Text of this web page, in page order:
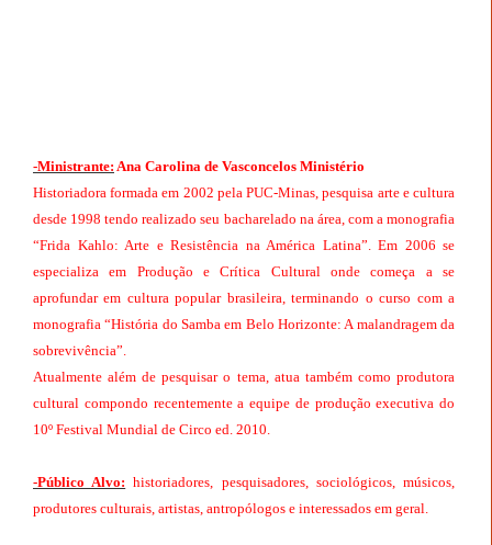
-Ministrante: Ana Carolina de Vasconcelos Ministério
Historiadora formada em 2002 pela PUC-Minas, pesquisa arte e cultura
desde 1998 tendo realizado seu bacharelado na área, com a monografia
“Frida Kahlo: Arte e Resistência na América Latina”. Em 2006 se
especializa em Produção e Crítica Cultural onde começa a se
aprofundar em cultura popular brasileira, terminando o curso com a
monografia “História do Sambaem Belo Horizonte: A malandragem da
sobrevivência”.
Atualmente além de pesquisar o tema, atua também como produtora
cultural compondo recentemente a equipe de produção executiva do
10º Festival Mundial de Circo ed. 2010.
-Público Alvo: historiadores, pesquisadores, sociológicos, músicos,
produtores culturais, artistas, antropólogos e interessados em geral.